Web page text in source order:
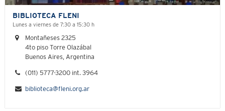
BIBLIOTECA FLENI
Lunes a viernes de 7:30 a 15:30 h
Montañeses 2325
4to piso Torre Olazábal
Buenos Aires, Argentina
(011) 5777-3200 int. 3964
biblioteca@fleni.org.ar